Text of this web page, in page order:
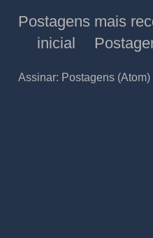
Postagens mais
inicial
Assinar: Postagens (Atom)